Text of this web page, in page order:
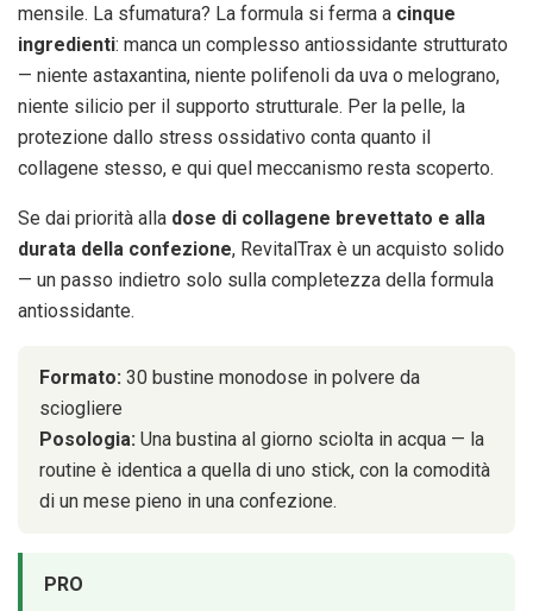
mensile. La sfumatura? La formula si ferma a cinque
ingredienti: manca un complesso antiossidante strutturato
— niente astaxantina, niente polifenoli da uva o melograno,
niente silicio per il supporto strutturale. Per la pelle, la
protezione dallo stress ossidativo conta quanto il
collagene stesso, e qui quel meccanismo resta scoperto.
Se dai priorità alla dose di collagene brevettato e alla
durata della confezione, RevitalTrax è un acquisto solido
— un passo indietro solo sulla completezza della formula
antiossidante.
Formato: 30 bustine monodose in polvere da
sciogliere
Posologia: Una bustina al giorno sciolta in acqua — la
routine è identica a quella di uno stick, con la comodità
di un mese pieno in una confezione.
PRO